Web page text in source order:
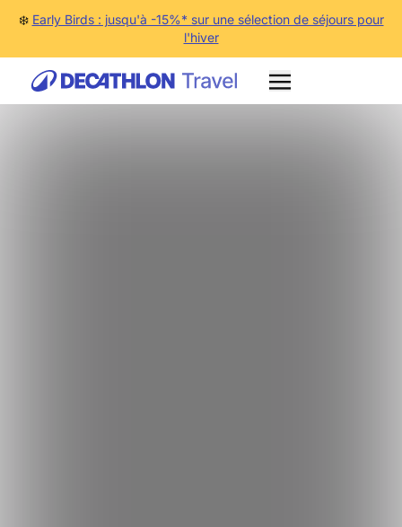
❄️ Early Birds : jusqu'à -15%* sur une sélection de séjours pour
l'hiver